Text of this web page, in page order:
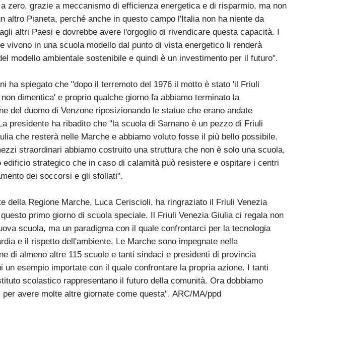
zero, grazie a meccanismo di efficienza energetica e di risparmio, ma non
altro Pianeta, perché anche in questo campo l'Italia non ha niente da
altri Paesi e dovrebbe avere l'orgoglio di rivendicare questa capacità. I
vivono in una scuola modello dal punto di vista energetico li renderà
modello ambientale sostenibile e quindi è un investimento per il futuro".
ha spiegato che "dopo il terremoto del 1976 il motto è stato 'il Friuli
dimentica' e proprio qualche giorno fa abbiamo terminato la
del duomo di Venzone riposizionando le statue che erano andate
presidente ha ribadito che "la scuola di Sarnano è un pezzo di Friuli
che resterà nelle Marche e abbiamo voluto fosse il più bello possibile.
straordinari abbiamo costruito una struttura che non è solo una scuola,
edificio strategico che in caso di calamità può resistere e ospitare i centri
dei soccorsi e gli sfollati".
della Regione Marche, Luca Ceriscioli, ha ringraziato il Friuli Venezia
primo giorno di scuola speciale. Il Friuli Venezia Giulia ci regala non
scuola, ma un paradigma con il quale confrontarci per la tecnologia
e il rispetto dell'ambiente. Le Marche sono impegnate nella
di almeno altre 115 scuole e tanti sindaci e presidenti di provincia
un esempio importate con il quale confrontare la propria azione. I tanti
scolastico rappresentano il futuro della comunità. Ora dobbiamo
per avere molte altre giornate come questa". ARC/MA/ppd